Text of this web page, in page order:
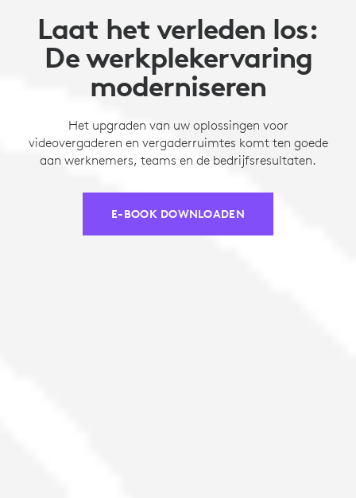
Laat het verleden los:
De werkplekervaring
moderniseren
Het upgraden van uw oplossingen voor
videovergaderen en vergaderruimtes komt ten goede
aan werknemers, teams en de bedrijfsresultaten.
E-BOOK DOWNLOADEN